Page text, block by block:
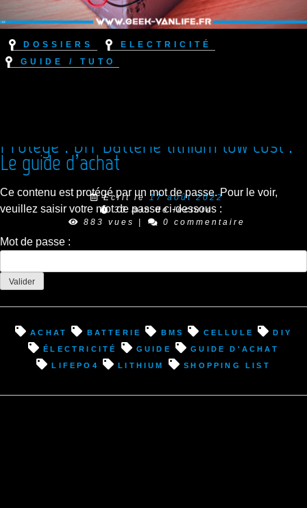
Dossiers
Electricité
Guide / Tuto
Protégé : DIY Batterie lithium low cost :
Le guide d’achat
Ecrit le 17 août 2022
30 min de lecture
883 vues
| 0 commentaire
Ce contenu est protégé par un mot de passe. Pour le voir,
veuillez saisir votre mot de passe ci-dessous :
Mot de passe :
achat batterie BMS cellule
diy
électricité
guide
guide d'achat
lifepo4
lithium shopping list